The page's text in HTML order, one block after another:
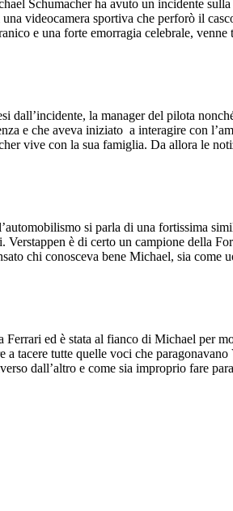
Schumacher ha avuto un incidente
videocamera sportiva che perforò il
e una forte emorragia celebrale,
dall’incidente, la manager del pilota
e che aveva iniziato a interagire con
vive con la sua famiglia. Da allora le
si parla di una fortissima
Verstappen è di certo un campione della
chi conosceva bene Michael, sia come
Ferrari ed è stata al fianco di Michael per
a tacere tutte quelle voci che
dall’altro e come sia improprio fare